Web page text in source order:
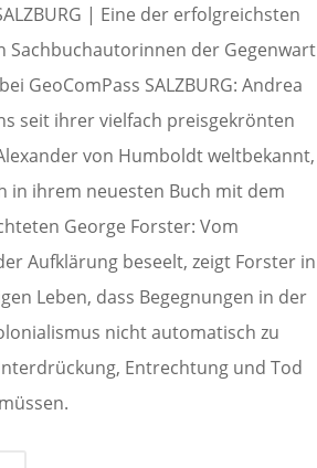
| Eine der erfolgreichsten
Sachbuchautorinnen der Gegenwart
GeoComPass SALZBURG: Andrea
seit ihrer vielfach preisgekrönten
von Humboldt weltbekannt,
in ihrem neuesten Buch mit dem
George Forster: Vom
Aufklärung beseelt, zeigt Forster in
Leben, dass Begegnungen in der
nicht automatisch zu
Entrechtung und Tod